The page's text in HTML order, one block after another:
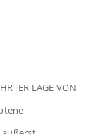
LAGE VON